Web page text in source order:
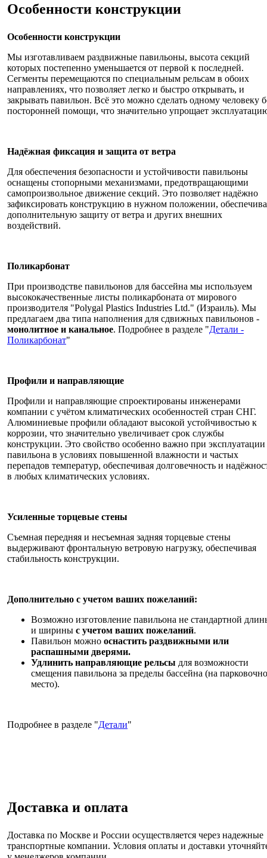
Особенности конструкции
Особенности конструкции
Мы изготавливаем раздвижные павильоны, высота секций
которых постепенно уменьшается от первой к последней.
Сегменты перемещаются по специальным рельсам в обоих
направлениях, что позволяет легко и быстро открывать, и
закрывать павильон. Всё это можно сделать одному человеку
посторонней помощи, что значительно упрощает
Надёжная фиксация и защита от ветра
Для обеспечения безопасности и устойчивости павильоны
оснащены стопорными механизмами, предотвращающими
самопроизвольное движение секций. Это позволяет надёжно
зафиксировать конструкцию в нужном положении,
дополнительную защиту от ветра и других внешних
воздействий.
Поликарбонат
При производстве павильонов для бассейна мы используем
высококачественные листы поликарбоната от мирового
производителя "Polygal Plastics Industries Ltd." (Израиль). Мы
предлагаем два типа наполнения для сдвижных павильонов -
монолитное и канальное. Подробнее в разделе "Детали -
Поликарбонат"
Профили и направляющие
Профили и направляющие спроектированы инженерами
компании с учётом климатических особенностей стран СНГ.
Алюминиевые профили обладают высокой устойчивостью к
коррозии, что значительно увеличивает срок службы
конструкции. Это свойство особенно важно при эксплуатации
павильона в условиях повышенной влажности и частых
перепадов температур, обеспечивая долговечность и
в любых климатических условиях.
Усиленные торцевые стены
Съемная передняя и несъемная задняя торцевые стены
выдерживают фронтальную ветровую нагрузку, обеспечивая
стабильность конструкции.
Дополнительно с учетом ваших пожеланий:
Возможно изготовление павильона не стандартной
и ширины с учетом ваших пожеланий.
Павильон можно оснастить раздвижными или
распашными дверями.
Удлинить направляющие рельсы для возможности
смещения павильона за пределы бассейна (на
место).
Подробнее в разделе "Детали"
Доставка и оплата
Доставка по Москве и России осуществляется через надежные
транспортные компании. Условия оплаты и доставки